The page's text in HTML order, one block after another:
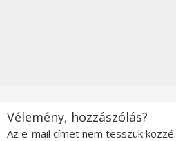
Vélemény, hozzászólás?
Az e-mail címet nem tesszük közzé.